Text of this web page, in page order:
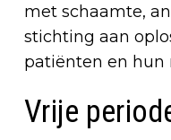
met schaamte,
stichting aan
patiënten en hun
Vrije